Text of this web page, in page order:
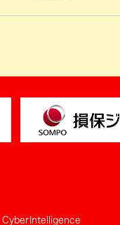
CyberIntelligence